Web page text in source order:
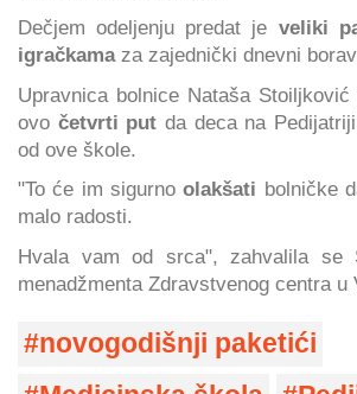
Dečjem odeljenju predat je veliki
igračkamaza zajednički dnevni
Upravnica bolnice Nataša
ovo četvrti put da deca na
od ove škole.
"To će im sigurnoolakšati bolničke
malo radosti.
Hvala vam od srca", zahvalila se
menadžmenta Zdravstvenog centra u
novogodišnji paketići